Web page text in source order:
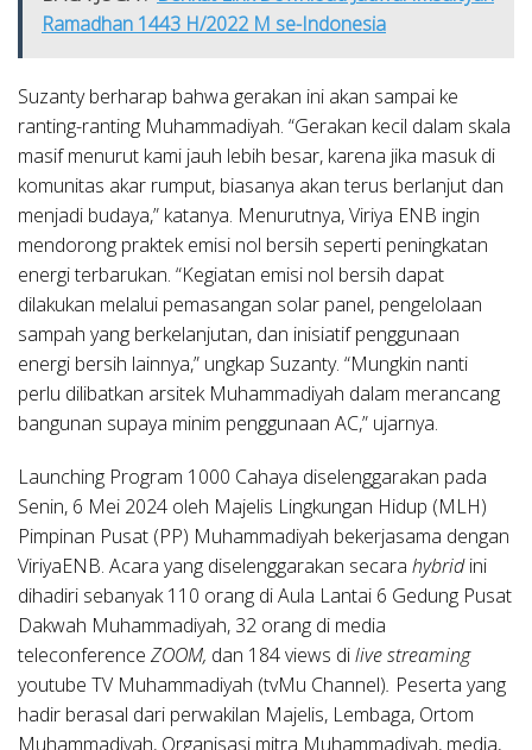
Ramadhan 1443 H/2022 M se-Indonesia
Suzanty berharap bahwa gerakan ini akan sampai ke
ranting-ranting Muhammadiyah. “Gerakan kecil dalam skala
masif menurut kami jauh lebih besar, karena jika masuk di
komunitas akar rumput, biasanya akan terus berlanjut dan
menjadi budaya,” katanya. Menurutnya, Viriya ENB ingin
mendorong praktek emisi nol bersih seperti peningkatan
energi terbarukan. “Kegiatan emisi nol bersih dapat
dilakukan melalui pemasangan solar panel, pengelolaan
sampah yang berkelanjutan, dan inisiatif penggunaan
energi bersih lainnya,” ungkap Suzanty. “Mungkin nanti
perlu dilibatkan arsitek Muhammadiyah dalam merancang
bangunan supaya minim penggunaan AC,” ujarnya.
Launching Program 1000 Cahaya diselenggarakan pada
Senin, 6 Mei 2024 oleh Majelis Lingkungan Hidup (MLH)
Pimpinan Pusat (PP) Muhammadiyah bekerjasama dengan
ViriyaENB. Acara yang diselenggarakan secara hybridini
dihadiri sebanyak 110 orang di Aula Lantai 6 Gedung Pusat
Dakwah Muhammadiyah, 32 orang di media
teleconference ZOOM, dan 184 views dilive streaming
youtube TV Muhammadiyah (tvMu Channel). Peserta yang
hadir berasal dari perwakilan Majelis, Lembaga, Ortom
Muhammadiyah, Organisasi mitra Muhammadiyah, media,